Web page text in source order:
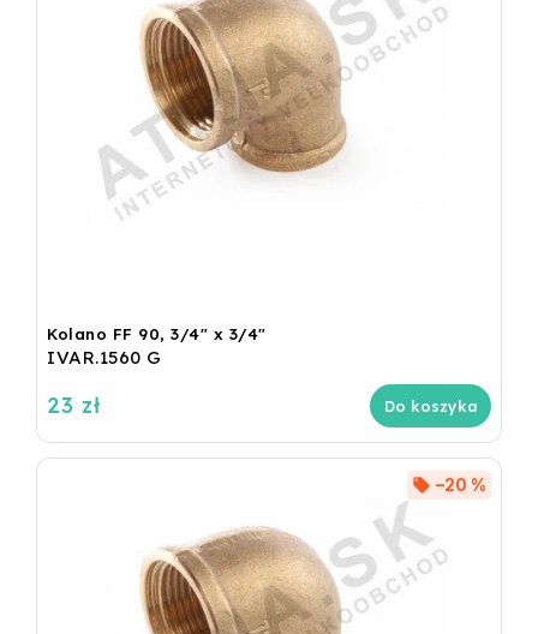
Kolano FF 90, 3/4" x 3/4"
IVAR.1560 G
23 zł Do koszyka
–20 %